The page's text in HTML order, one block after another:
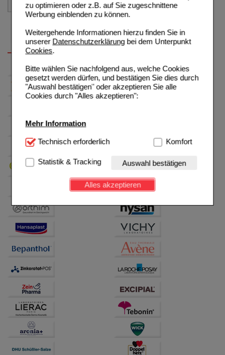
zu optimieren oder z.B. auf Sie zugeschnittene
Werbung einblenden zu können.
Weitergehende Informationen hierzu finden Sie in
unserer Datenschutzerklärungbei dem Unterpunkt
Cookies.
Bitte wählen Sie nachfolgend aus, welche Cookies
gesetzt werden dürfen, und bestätigen Sie dies durch
"Auswahl bestätigen" oder akzeptieren Sie alle
Cookies durch "Alles akzeptieren":
Mehr Information
Technisch Notwendig:Hierbei handelt es sich um
Website notwendig sind (z.B. Navigation, Warenkorb,
Kundenkonto), weshalb auf diese nicht verzichtet
werden kann.
Einkaufserlebnis noch ansprechender zu gestalten,
beispielsweise für die Wiedererkennung des
Besuchers oder unsere Seite an bevorzugte
Verhaltensweisen (z.B. Spracheinstellung)
anzupassen. Komfort-Cookies ermöglichen es uns
auch auf Ihre Bedürfnisse zugeschrittene Inhalte
betreiben.
Statistik & Tracking:
Hierüber lassen sich
Informationen über die Art und Weise der Nutzung
unserer Website sammeln, mit deren Hilfe wir unsere
Website weiter für Sie optimieren können, den Inhalt
auf unserer Website aber auch die Werbung auf
Drittseiten möglichst relevant für Sie zu gestalten.
Bitte beachten Sie, dass Daten hierfür teilweise an
Dritte wie z.B. Google oder soziale Medien
Technisch erforderlich Komfort
Statistik & Tracking Auswahl bestätigen
Alles akzeptieren